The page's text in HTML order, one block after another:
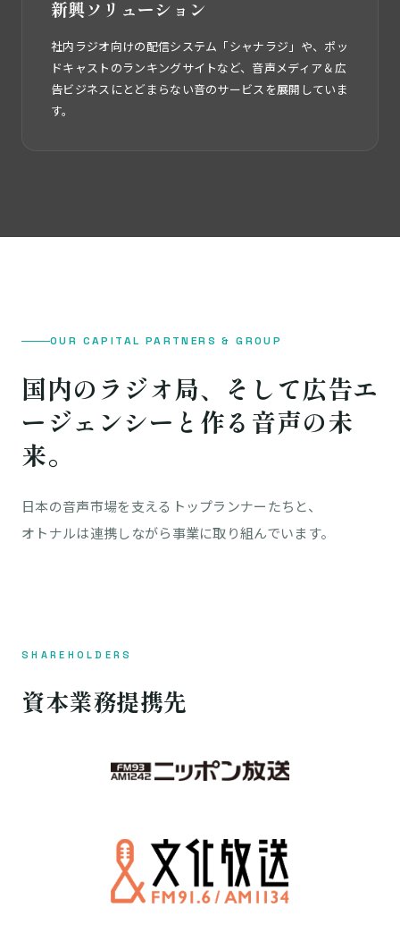
新興ソリューション
社内ラジオ向けの配信システム「シャナラジ」や、ポッ
ドキャストのランキングサイトなど、音声メディア＆広
告ビジネスにとどまらない音のサービスを展開していま
す。
OUR CAPITAL PARTNERS & GROUP
国内のラジオ局、そして広告エ
ージェンシーと作る音声の未
来。
日本の音声市場を支えるトップランナーたちと、
オトナルは連携しながら事業に取り組んでいます。
SHAREHOLDERS
資本業務提携先